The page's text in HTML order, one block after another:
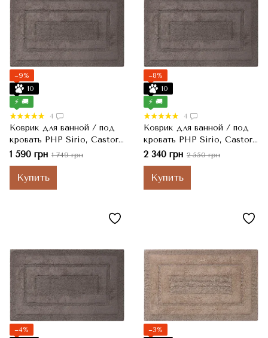
−9%
10
⚡ 🚚
4
Коврик для ванной / под
кровать PHP Sirio, Castoro
Коричневый, 50x80 см
1 590 грн 1 749 грн
Купить
−8%
10
⚡ 🚚
4
Коврик для ванной / под
кровать PHP Sirio, Castoro
Коричневый, 55x130 см
2 340 грн 2 550 грн
Купить
−4%
−3%